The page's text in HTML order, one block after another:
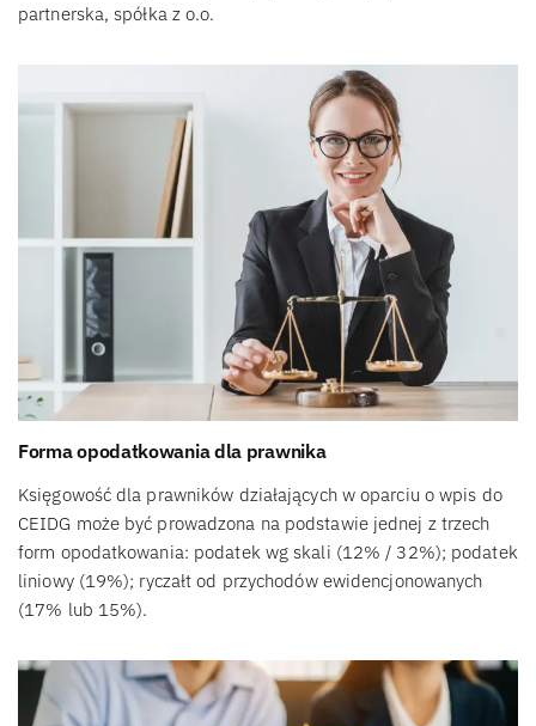
partnerska, spółka z o.o.
Forma opodatkowania dla prawnika
Księgowość dla prawników działających w oparciu o wpis do
CEIDG może być prowadzona na podstawie jednej z trzech
form opodatkowania: podatek wg skali (12% / 32%); podatek
liniowy (19%); ryczałt od przychodów ewidencjonowanych
(17% lub 15%).